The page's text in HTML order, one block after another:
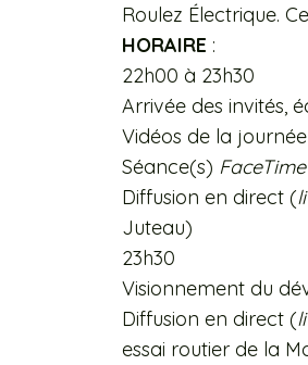
Roulez Électrique.
HORAIRE :
22h00 à 23h30
Arrivée des invités,
Vidéos de la
Séance(s) FaceTime
Diffusion en direct (
Juteau)
23h30
Visionnement du
Diffusion en direct (
essai routier de la